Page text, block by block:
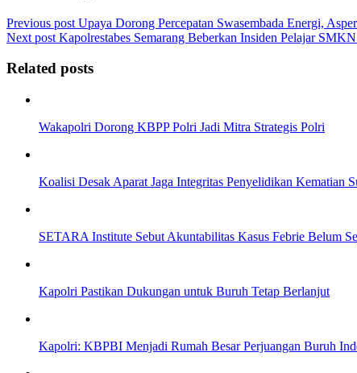
Previous post Upaya Dorong Percepatan Swasembada Energi,
Next post Kapolrestabes Semarang Beberkan Insiden Pelajar
Related posts
Wakapolri Dorong KBPP Polri Jadi Mitra Strategis Polri
Koalisi Desak Aparat Jaga Integritas Penyelidikan Kematian
SETARA Institute Sebut Akuntabilitas Kasus Febrie Belum
Kapolri Pastikan Dukungan untuk Buruh Tetap Berlanjut
Kapolri: KBPBI Menjadi Rumah Besar Perjuangan Buruh